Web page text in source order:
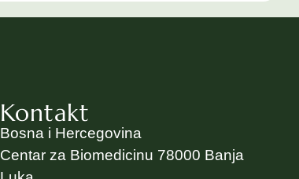
Kontakt
Bosna i Hercegovina
Centar za Biomedicinu 78000 Banja